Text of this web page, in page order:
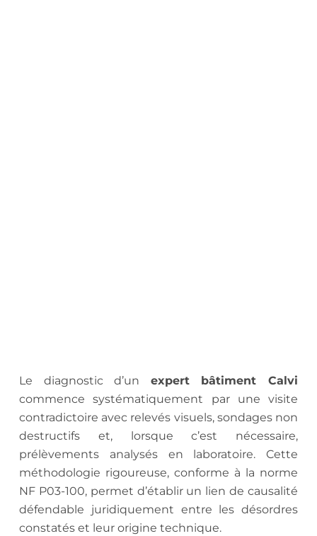
Le diagnostic d’un expert bâtiment Calvi
commence systématiquement par une visite
contradictoire avec relevés visuels, sondages non
destructifs et, lorsque c’est nécessaire,
prélèvements analysés en laboratoire. Cette
méthodologie rigoureuse, conforme à la norme
NF P03-100, permet d’établir un lien de causalité
défendable juridiquement entre les désordres
constatés et leur origine technique.